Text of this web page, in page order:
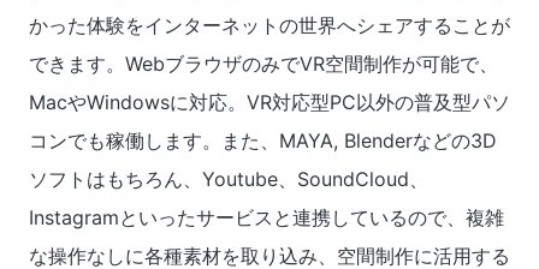
かった体験をインターネットの世界へシェアすることが
できます。WebブラウザのみでVR空間制作が可能で、
MacやWindowsに対応。VR対応型PC以外の普及型パソ
コンでも稼働します。また、MAYA, Blenderなどの3D
ソフトはもちろん、Youtube、SoundCloud、
Instagramといったサービスと連携しているので、複雑
な操作なしに各種素材を取り込み、空間制作に活用する